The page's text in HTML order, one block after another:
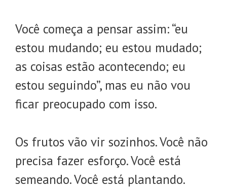
Você começa a pensar assim: “eu
estou mudando; eu estou mudado;
as coisas estão acontecendo; eu
estou seguindo”, mas eu não vou
ficar preocupado com isso.
Os frutos vão vir sozinhos. Você não
precisa fazer esforço. Você está
semeando. Você está plantando.